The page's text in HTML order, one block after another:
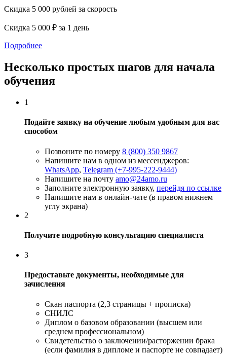
Скидка 5 000 рублей за скорость
Скидка 5 000 ₽ за 1 день
Подробнее
Несколько простых шагов для начала
обучения
1
Подайте заявку на обучение любым удобным для вас
способом
Позвоните по номеру 8 (800) 350 9867
Напишите нам в одном из мессенджеров:
WhatsApp, Telegram (+7-995-222-9444)
Напишите на почту amo@24amo.ru
Заполните электронную заявку, перейдя по ссылке
Напишите нам в онлайн-чате (в правом нижнем
углу экрана)
2
Получите подробную консультацию специалиста
3
Предоставьте документы, необходимые для
зачисления
Скан паспорта (2,3 страницы + прописка)
СНИЛС
Диплом о базовом образовании (высшем или
среднем профессиональном)
Свидетельство о заключении/расторжении брака
(если фамилия в дипломе и паспорте не совпадает)